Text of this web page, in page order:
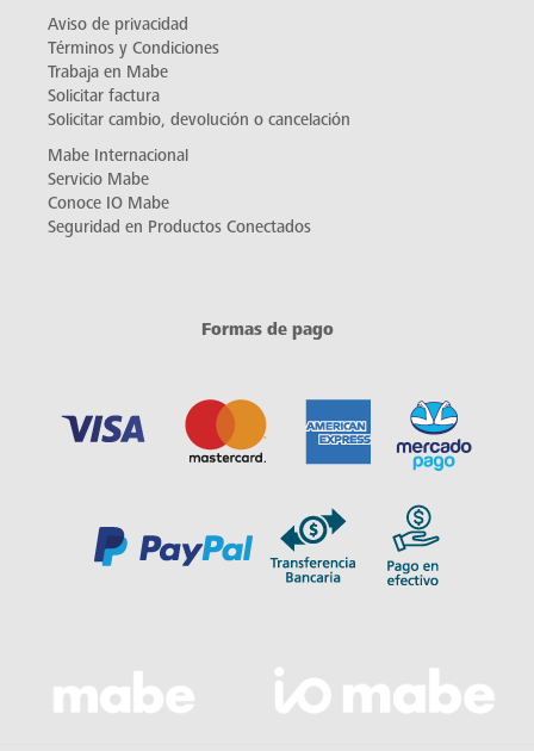
Aviso de privacidad
Términos y Condiciones
Trabaja en Mabe
Solicitar factura
Solicitar cambio, devolución o cancelación
Mabe Internacional
Servicio Mabe
Conoce IO Mabe
Seguridad en Productos Conectados
Formas de pago